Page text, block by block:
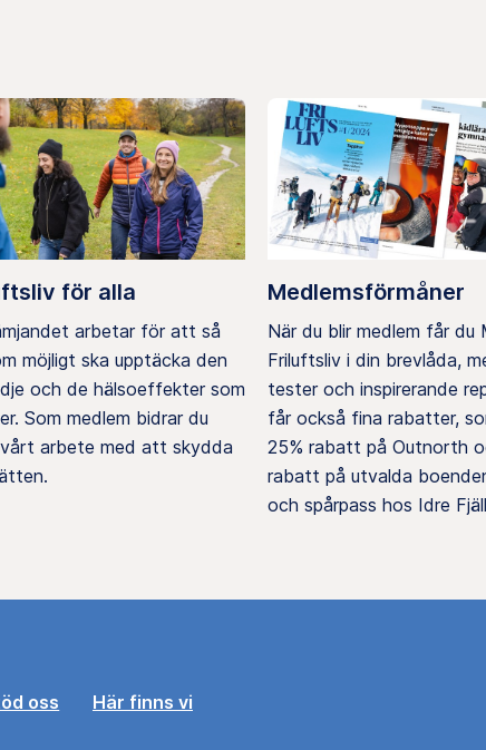
för alla
arbetar för att så
möjligt ska upptäcka den
och de hälsoeffekter som
Som medlem bidrar du
arbete med att skydda
Medlemsförmåner
När du blir medlem får du
Friluftsliv i din brevlåda,
tester och inspirerande
får också fina rabatter,
25% rabatt på Outnorth
rabatt på utvalda
och spårpass hos Idre
oss Här finns vi